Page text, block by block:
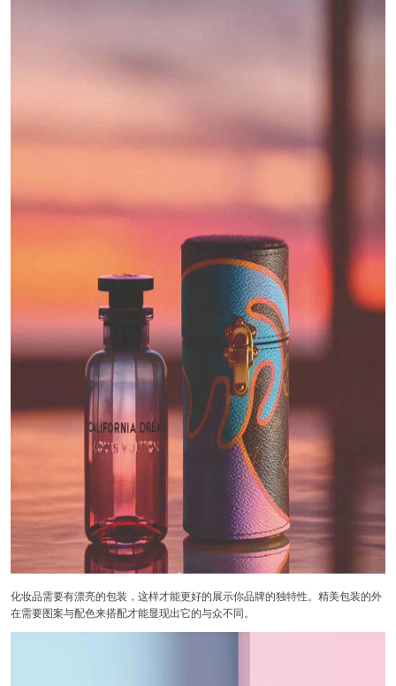
化妆品需要有漂亮的包装，这样才能更好的展示你品牌的独特性。精美包装的外
在需要图案与配色来搭配才能显现出它的与众不同。